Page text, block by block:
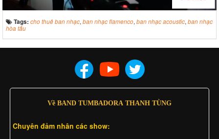
Tags: cho thuê ban nhạc, ban nhạc flamenco, ban nhạc acoustic, ban nhạc
hòa tấu
Về BAND TUMBADORA THANH TÙNG
Chuyên đảm nhân các show: